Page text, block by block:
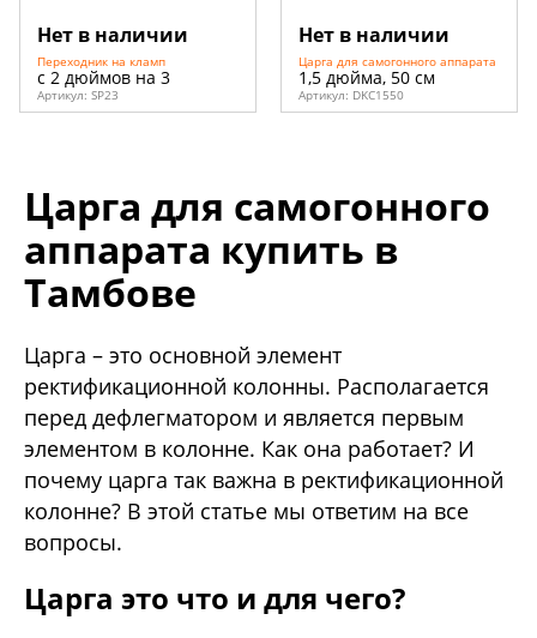
Нет в наличии
Переходник на кламп
с 2 дюймов на 3
Артикул: SP23
Нет в наличии
Царга для самогонного аппарата
1,5 дюйма, 50 см
Артикул: DKC1550
Царга для самогонного
аппарата купить в
Тамбове
Царга – это основной элемент
ректификационной колонны. Располагается
перед дефлегматором и является первым
элементом в колонне. Как она работает? И
почему царга так важна в ректификационной
колонне? В этой статье мы ответим на все
вопросы.
Царга это что и для чего?